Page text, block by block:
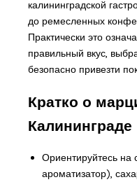
калининградской
до ремесленных
Практически это
правильный вкус,
безопасно привезти
Кратко о
Калининграде
Ориентируйтесь на
ароматизатор),